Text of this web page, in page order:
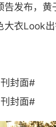
发布，黄
衣Look
封面#
封面#